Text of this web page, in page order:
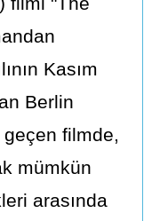
Kasım
Berlin
geçen filmde,
mümkün
arasında